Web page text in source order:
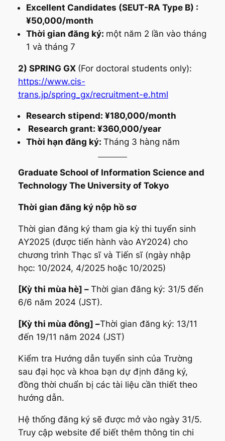
Excellent Candidates (SEUT-RA Type B) :
¥50,000/month
Thời gian đăng ký: một năm 2 lần vào tháng
1 và tháng 7
2) SPRING GX (For doctoral students only):
https://www.cis-
trans.jp/spring_gx/recruitment-e.html
Research stipend: ¥180,000/month
Research grant: ¥360,000/year
Thời hạn đăng ký: Tháng 3 hàng năm
Graduate School of Information Science and
Technology The University of Tokyo
Thời gian đăng ký nộp hồ sơ
Thời gian đăng ký tham gia kỳ thi tuyển sinh
AY2025 (được tiến hành vào AY2024) cho
chương trình Thạc sĩ và Tiến sĩ (ngày nhập
học: 10/2024, 4/2025 hoặc 10/2025)
[Kỳ thi mùa hè] – Thời gian đăng ký: 31/5 đến
6/6 năm 2024 (JST).
[Kỳ thi mùa đông] –Thời gian đăng ký: 13/11
đến 19/11 năm 2024 (JST)
Kiểm tra Hướng dẫn tuyển sinh của Trường
sau đại học và khoa bạn dự định đăng ký,
đồng thời chuẩn bị các tài liệu cần thiết theo
hướng dẫn.
Hệ thống đăng ký sẽ được mở vào ngày 31/5.
Truy cập website để biết thêm thông tin chi